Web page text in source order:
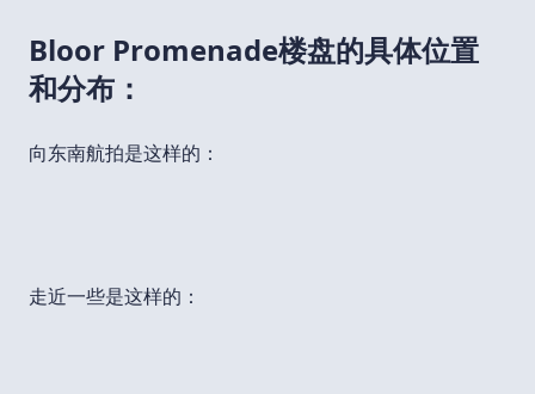
Bloor Promenade楼盘的具体位置
和分布：
向东南航拍是这样的：
走近一些是这样的：